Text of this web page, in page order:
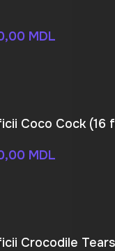
MDL
Coco Cock (16
MDL
Crocodile